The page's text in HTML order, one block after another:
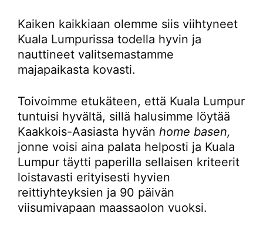
Kaiken kaikkiaan olemme siis viihtyneet
Kuala Lumpurissa todella hyvin ja
nauttineet valitsemastamme
majapaikasta kovasti.
Toivoimme etukäteen, että Kuala Lumpur
tuntuisi hyvältä, sillä halusimme löytää
Kaakkois-Aasiasta hyvän home basen,
jonne voisi aina palata helposti ja Kuala
Lumpur täytti paperilla sellaisen kriteerit
loistavasti erityisesti hyvien
reittiyhteyksien ja 90 päivän
viisumivapaan maassaolon vuoksi.